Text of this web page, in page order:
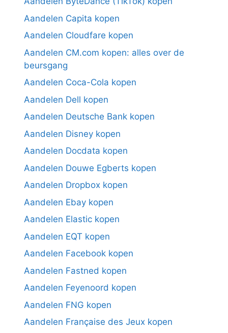
Aandelen Capita kopen
Aandelen Cloudfare kopen
Aandelen CM.com kopen: alles over de
beursgang
Aandelen Coca-Cola kopen
Aandelen Dell kopen
Aandelen Deutsche Bank kopen
Aandelen Disney kopen
Aandelen Docdata kopen
Aandelen Douwe Egberts kopen
Aandelen Dropbox kopen
Aandelen Ebay kopen
Aandelen Elastic kopen
Aandelen EQT kopen
Aandelen Facebook kopen
Aandelen Fastned kopen
Aandelen Feyenoord kopen
Aandelen FNG kopen
Aandelen Française des Jeux kopen